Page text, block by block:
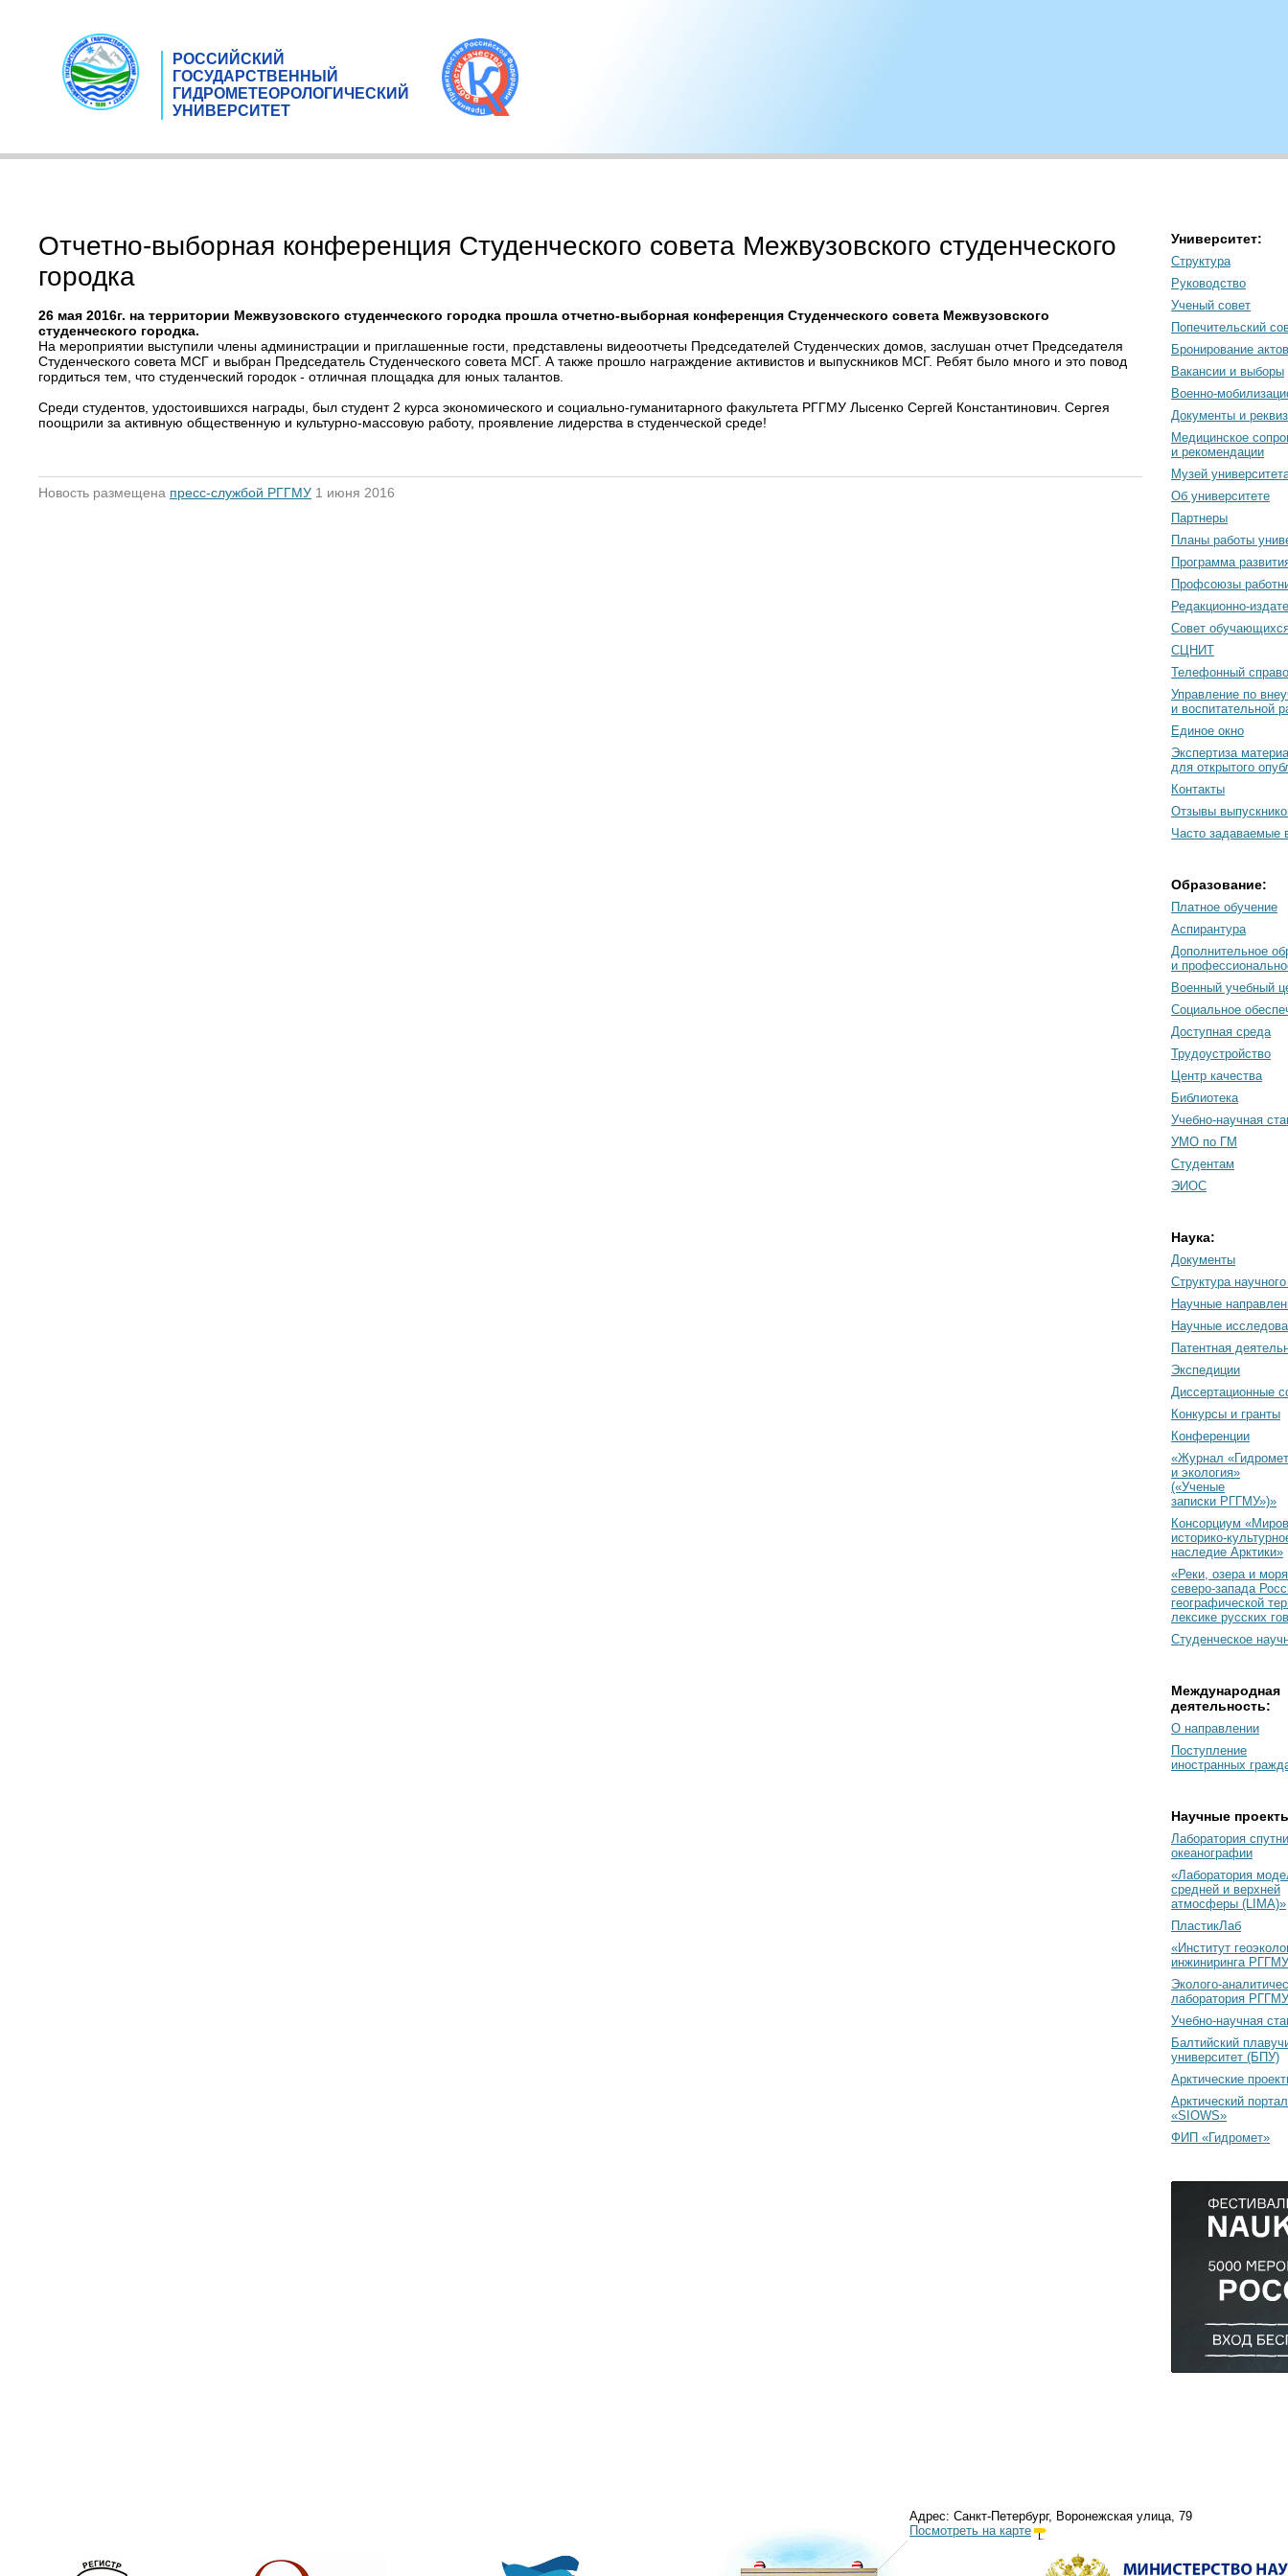
РОССИЙСКИЙ
ГОСУДАРСТВЕННЫЙ
ГИДРОМЕТЕОРОЛОГИЧЕСКИЙ
УНИВЕРСИТЕТ
Отчетно-выборная конференция Студенческого совета Межвузовского студенческого
городка
26 мая 2016г. на территории Межвузовского студенческого городка прошла отчетно-выборная конференция Студенческого совета Межвузовского
студенческого городка.
На мероприятии выступили члены администрации и приглашенные гости, представлены видеоотчеты Председателей Студенческих домов, заслушан отчет Председателя
Студенческого совета МСГ и выбран Председатель Студенческого совета МСГ. А также прошло награждение активистов и выпускников МСГ. Ребят было много и это повод
гордиться тем, что студенческий городок - отличная площадка для юных талантов.
Среди студентов, удостоившихся награды, был студент 2 курса экономического и социально-гуманитарного факультета РГГМУ Лысенко Сергей Константинович. Сергея
поощрили за активную общественную и культурно-массовую работу, проявление лидерства в студенческой среде!
Новость размещена пресс-службой РГГМУ 1 июня 2016
Университет:
Структура
Руководство
Ученый совет
Попечительский
Бронирование
Вакансии и выборы
Военно-
Документы и
Медицинское
и рекомендации
Музей
Об университете
Партнеры
Планы работы
Программа
Профсоюзы
Редакционно-
Cовет
СЦНИТ
Телефонный
Управление по
и воспитательной
Единое окно
Экспертиза
для открытого
Контакты
Отзывы
Часто задаваемые
Образование:
Платное обучение
Аспирантура
Дополнительное
и
Военный учебный
Социальное
Доступная среда
Трудоустройство
Центр качества
Библиотека
Учебно-научная
УМО по ГМ
Студентам
ЭИОС
Наука:
Документы
Cтруктура
Научные
Научные
Патентная
Экспедиции
Диссертационные
Конкурсы и гранты
Конференции
«Журнал
и экология»
(«Ученые
записки РГГМУ»)»
Консорциум
историко-
наследие Арктики»
«Реки, озера и моря
северо-запада
географической
лексике русских
Студенческое
Международная
деятельность:
О направлении
Поступление
иностранных
Научные
Лаборатория
океанографии
«Лаборатория
средней и верхней
атмосферы (LIMA)»
ПластикЛаб
«Институт
инжиниринга
Эколого-
лаборатория РГГМУ
Учебно-научная
Балтийский
университет (БПУ)
Арктические
Арктический портал
«SIOWS»
ФИП «Гидромет»
Адрес: Санкт-Петербург, Воронежская улица, 79
Посмотреть на карте